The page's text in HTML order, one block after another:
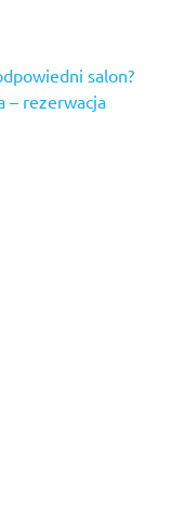
salon?
– rezerwacja